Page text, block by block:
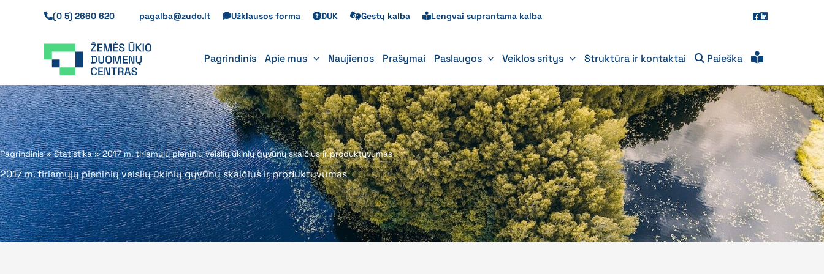
(0 5) 2660 620 pagalba@zudc.lt Užklausos forma DUK Gestų kalba Lengvai suprantama kalba
Pagrindinis Apie mus Naujienos Prašymai Paslaugos Veiklos sritys Struktūra ir kontaktai Paieška
Pagrindinis»Statistika»2017 m. tiriamųjų pieninių veislių ūkinių gyvūnų skaičius ir produktyvumas
2017 m. tiriamųjų pieninių veislių ūkinių gyvūnų skaičius ir produktyvumas